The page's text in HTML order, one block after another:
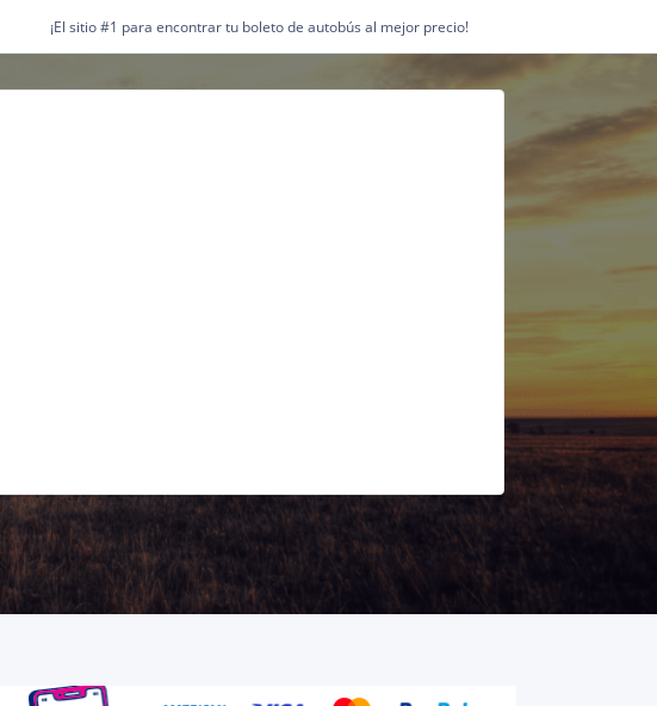
¡El sitio #1 para encontrar tu boleto de autobús al mejor precio!